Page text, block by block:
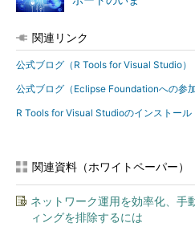
関連リンク
公式ブログ（R Tools for Visual Studio）
公式ブログ（Eclipse Foundationへの参加
R Tools for Visual Studioのインストール
関連資料（ホワイトペーパー）
ネットワーク運用を効率化、手
ィングを排除するには